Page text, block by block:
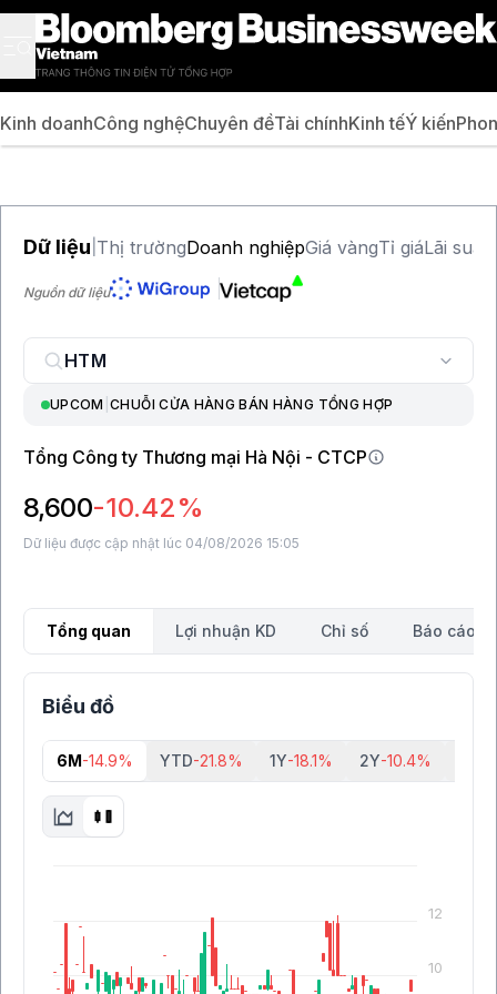
Kinh doanhCông nghệChuyên đềTài chínhKinh tếÝ kiến
Dữ liệu Thị trườngDoanh nghiệpGiá vàngTỉ giáLãi suất
Nguồn dữ liệu
UPCOM |CHUỖI CỬA HÀNG BÁN HÀNG TỔNG HỢP
Tổng Công ty Thương mại Hà Nội - CTCP
8,600-10.42%
Dữ liệu được cập nhật lúc 04/08/2026 15:05
Tổng quan Lợi nhuận KD Chỉ số Báo cáo
Biểu đồ
6M-14.9% YTD-21.8% 1Y-18.1% 2Y-10.4%
10
12